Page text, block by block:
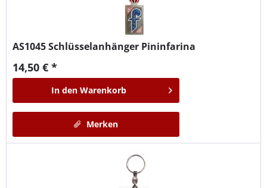
AS1045Schlüsselanhänger Pininfarina
14,50 € *
In den Warenkorb
Merken